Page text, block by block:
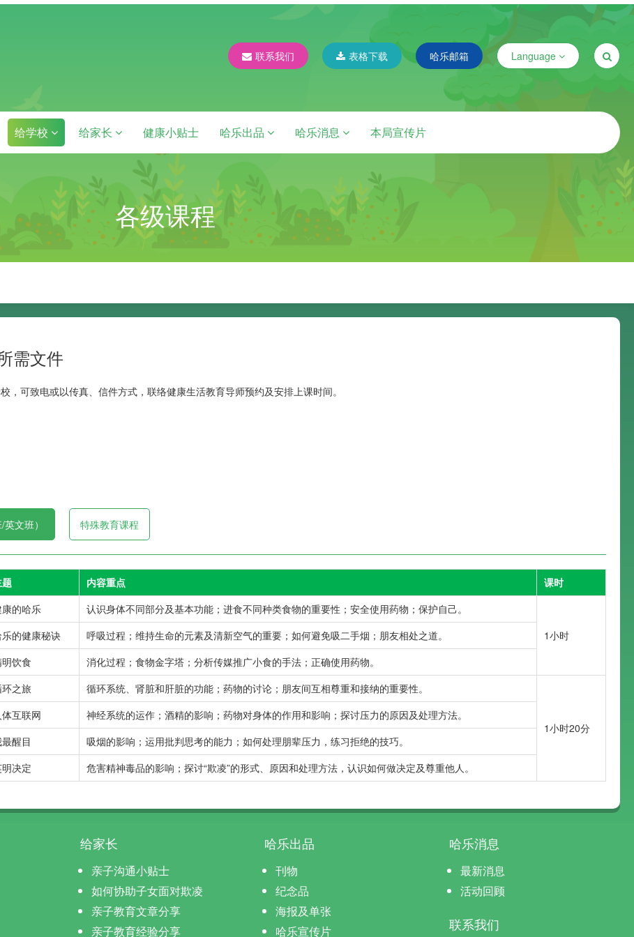
联系我们 表格下载 哈乐邮箱 Language
给学校 给家长 健康小贴士 哈乐出品 哈乐消息 本局宣传片
各级课程
需文件
，可致电或以传真、信件方式，联络健康生活教育导师预约及安排上课时间。
文班） 特殊教育课程
内容重点
课时
的哈乐
认识身体不同部分及基本功能；进食不同种类食物的重要性；安全使用药物；保护自己。
1小时
的健康秘诀
呼吸过程；维持生命的元素及清新空气的重要；如何避免吸二手烟；朋友相处之道。
饮食
消化过程；食物金字塔；分析传媒推广小食的手法；正确使用药物。
之旅 循环系统、肾脏和肝脏的功能；药物的讨论；朋友间互相尊重和接纳的重要性。
1小时20分
体互联网
神经系统的运作；酒精的影响；药物对身体的作用和影响；探讨压力的原因及处理方法。
醒目
吸烟的影响；运用批判思考的能力；如何处理朋辈压力，练习拒绝的技巧。
决定 危害精神毒品的影响；探讨“欺凌”的形式、原因和处理方法，认识如何做决定及尊重他人。
给家长
亲子沟通小贴士
如何协助子女面对欺凌
亲子教育文章分享
亲子教育经验分享
哈乐出品
刊物
纪念品
海报及单张
哈乐宣传片
哈乐消息
最新消息
活动回顾
联系我们